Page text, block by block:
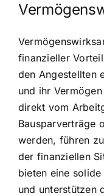
finanzieller
den Angestellten
und ihr
direkt vom
Bausparverträge
werden, führen
der finanziellen
bieten eine
und unterstützen